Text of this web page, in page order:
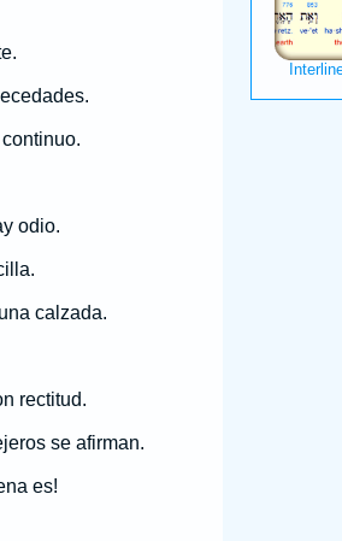
odio.
calzada.
rectitud.
se afirman.
es!